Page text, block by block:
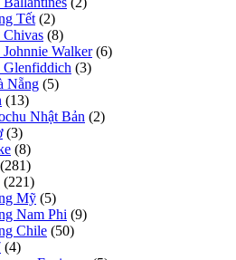
Tết (2)
(8)
Walker (6)
Glenfiddich (3)
Nẵng (5)
(13)
Nhật Bản (2)
(3)
(8)
(281)
(221)
Mỹ (5)
Nam Phi (9)
Chile (50)
(4)